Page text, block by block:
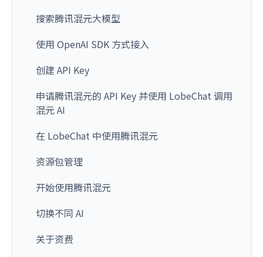
搜索腾讯混元大模型
使用 OpenAI SDK 方式接入
创建 API Key
申请腾讯混元的 API Key 并使用 LobeChat 调用
混元 AI
在 LobeChat 中使用腾讯混元
资源包管理
开始使用腾讯混元
切换不同 AI
关于资费